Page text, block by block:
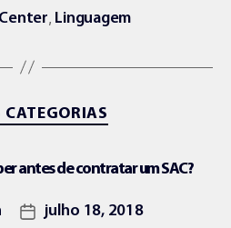
, Linguagem
CATEGORIAS
antes de contratar um SAC?
julho 18, 2018